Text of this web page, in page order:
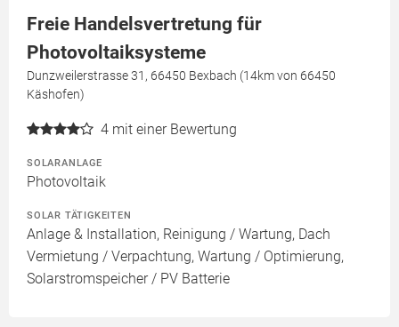
Freie Handelsvertretung für
Photovoltaiksysteme
Dunzweilerstrasse 31, 66450 Bexbach (14km von 66450
Käshofen)
4 mit einer Bewertung
SOLARANLAGE
Photovoltaik
SOLAR TÄTIGKEITEN
Anlage & Installation, Reinigung / Wartung, Dach
Vermietung / Verpachtung, Wartung / Optimierung,
Solarstromspeicher / PV Batterie